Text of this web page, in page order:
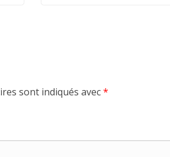
sont indiqués avec*